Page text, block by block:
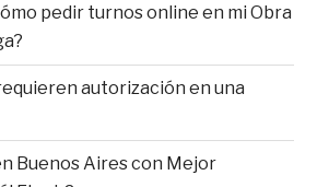
pedir turnos online en mi Obra
autorización en una
Buenos Aires con Mejor